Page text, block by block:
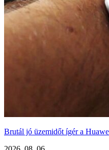
Brutál jó üzemidőt ígér a